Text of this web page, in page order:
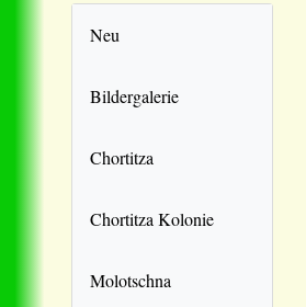
Neu
Bildergalerie
Chortitza
Chortitza Kolonie
Molotschna